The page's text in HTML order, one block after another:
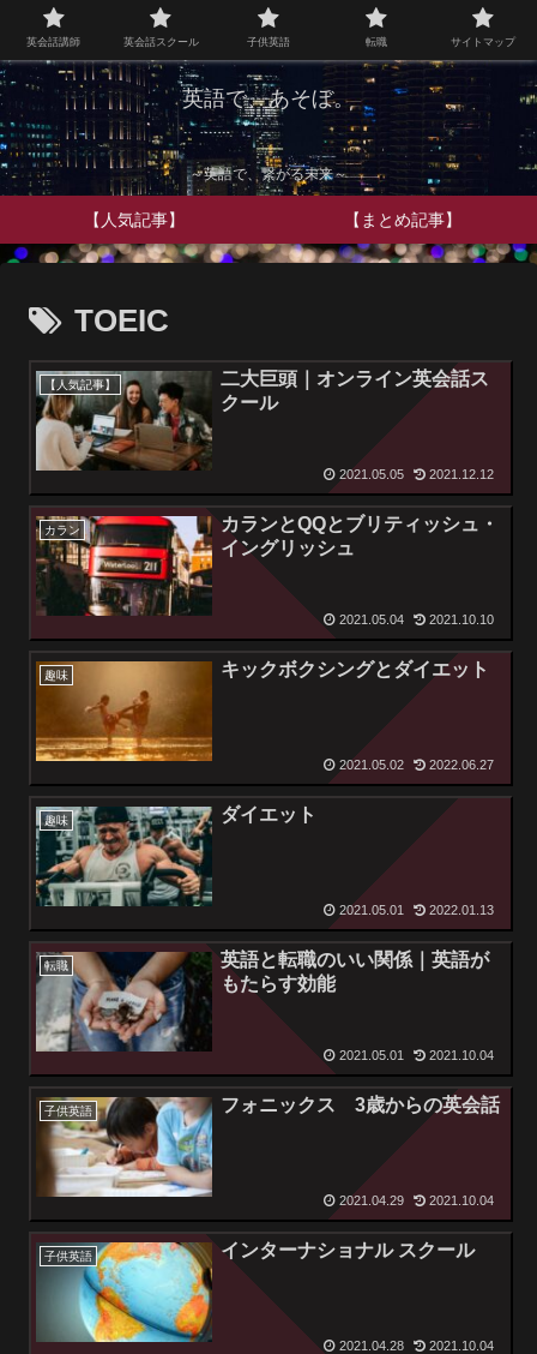
英語で、あそぼ。
～英語で、繋がる未来～
【人気記事】 【まとめ記事】
TOEIC
【人気記事】
二大巨頭｜オンライン英会話ス
クール
2021.05.05 2021.12.12
カラン
カランとQQとブリティッシュ・
イングリッシュ
2021.05.04 2021.10.10
趣味 キックボクシングとダイエット
2021.05.02 2022.06.27
趣味 ダイエット
2021.05.01 2022.01.13
転職
英語と転職のいい関係｜英語が
もたらす効能
2021.05.01 2021.10.04
子供英語 フォニックス 3歳からの英会話
2021.04.29 2021.10.04
子供英語 インターナショナル スクール
2021.04.28 2021.10.04
英会話講師 英会話スクール 子供英語 転職 サイトマップ